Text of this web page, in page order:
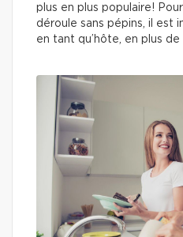
plus en plus populaire!
déroule sans pépins, il est
en tant qu’hôte, en plus